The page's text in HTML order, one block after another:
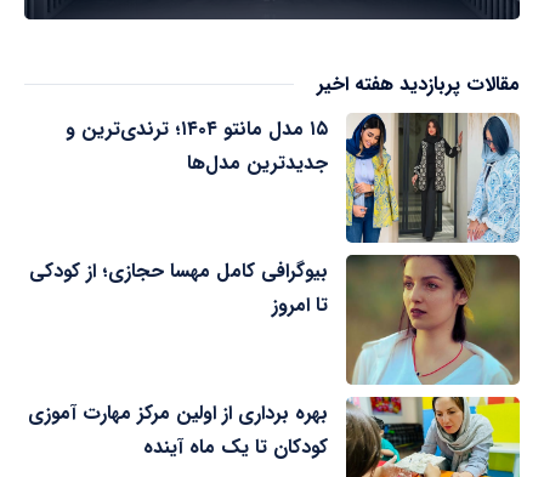
مقالات پربازدید هفته اخیر
۱۵ مدل مانتو ۱۴۰۴؛ ترندی‌ترین و
جدیدترین مدل‌ها
بیوگرافی کامل مهسا حجازی؛ از کودکی
تا امروز
بهره برداری از اولین مرکز مهارت آموزی
کودکان تا یک ماه آینده